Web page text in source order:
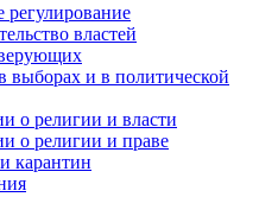
регулирование
властей
выборах и в политической
о религии и власти
о религии и праве
карантин